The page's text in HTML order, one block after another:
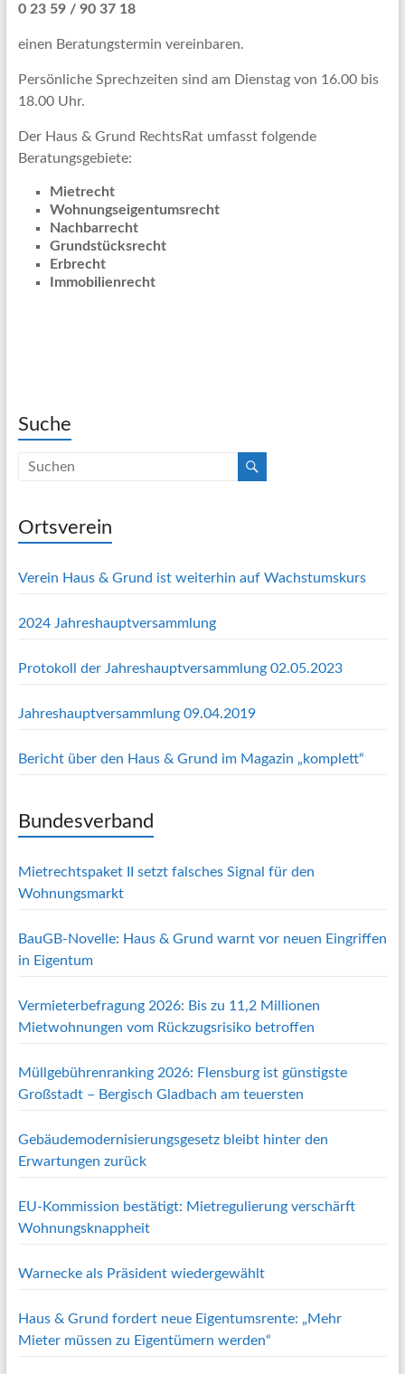
0 23 59 / 90 37 18
einen Beratungstermin vereinbaren.
Persönliche Sprechzeiten sind am Dienstag von 16.00 bis
18.00 Uhr.
Der Haus & Grund RechtsRat umfasst folgende
Beratungsgebiete:
Mietrecht
Wohnungseigentumsrecht
Nachbarrecht
Grundstücksrecht
Erbrecht
Immobilienrecht
Suche
Ortsverein
Verein Haus & Grund ist weiterhin auf Wachstumskurs
2024 Jahreshauptversammlung
Protokoll der Jahreshauptversammlung 02.05.2023
Jahreshauptversammlung 09.04.2019
Bericht über den Haus & Grund im Magazin „komplett“
Bundesverband
Mietrechtspaket II setzt falsches Signal für den
Wohnungsmarkt
BauGB-Novelle: Haus & Grund warnt vor neuen Eingriffen
in Eigentum
Vermieterbefragung 2026: Bis zu 11,2 Millionen
Mietwohnungen vom Rückzugsrisiko betroffen
Müllgebührenranking 2026: Flensburg ist günstigste
Großstadt – Bergisch Gladbach am teuersten
Gebäudemodernisierungsgesetz bleibt hinter den
Erwartungen zurück
EU-Kommission bestätigt: Mietregulierung verschärft
Wohnungsknappheit
Warnecke als Präsident wiedergewählt
Haus & Grund fordert neue Eigentumsrente: „Mehr
Mieter müssen zu Eigentümern werden“